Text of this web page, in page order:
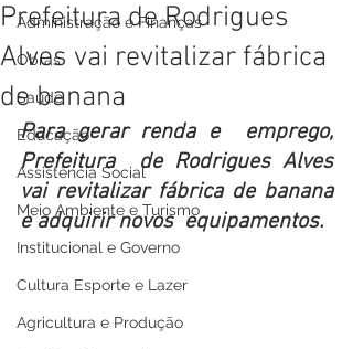
Administração e Finanças
Obras
Saúde
Educação
Assistência Social
Meio Ambiente e Turismo
Institucional e Governo
Cultura Esporte e Lazer
Agricultura e Produção
Prefeitura de Rodrigues
Alves vai revitalizar fábrica
de banana
Para gerar renda e  emprego,
Prefeitura  de Rodrigues Alves
vai revitalizar fábrica de banana
e adquirir novos  equipamentos.